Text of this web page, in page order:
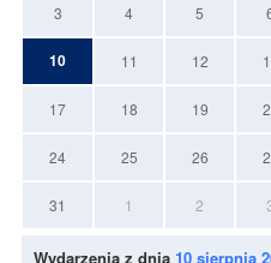
3 4 5
10 11 12
17 18 19
24 25 26
31 1 2
Wydarzenia z dnia 10 sierpnia